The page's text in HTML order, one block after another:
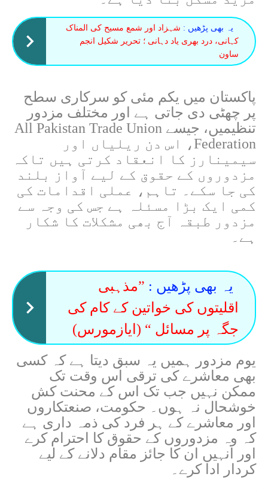
یہ بھی پڑھیں : شہزاد اور شمع مسیح کی المناک
کہانی، درد بھری یاد دہانی ؛ تحریر شکیل انجم
ساون
پاکستان میں یکم مئی کو سرکاری سطح
پر چھٹی دی جاتی ہے اور مختلف مزدور
تنظیمیں، جیسے All Pakistan Trade Union
Federation، اس دن ریلیاں اور
سیمینارز کا انعقاد کرتی ہیں تاکہ
مزدوروں کے حقوق کے لیے آواز بلند
کی جا سکے۔ تاہم، عملی اقدامات کی
کمی ایک بڑا مسئلہ ہے جس کی وجہ سے
مزدور طبقہ آج بھی مشکلات کا شکار
ہے۔
یہ بھی پڑھیں : ”مذہبی
اقلیتوں کی خواتین کے کام کی
جگہ پر مسائل “ (ایازمورس)
یوم مزدور ہمیں یہ سبق دیتا ہے کہ کسی
بھی معاشرے کی ترقی اس وقت تک
ممکن نہیں جب تک اس کے محنت کش
خوشحال نہ ہوں۔ حکومت، صنعتکاروں
اور معاشرے کے ہر فرد کی ذمہ داری ہے
کہ وہ مزدوروں کے حقوق کا احترام کرے
اور انہیں ان کا جائز مقام دلانے کے لیے
کردار ادا کرے۔